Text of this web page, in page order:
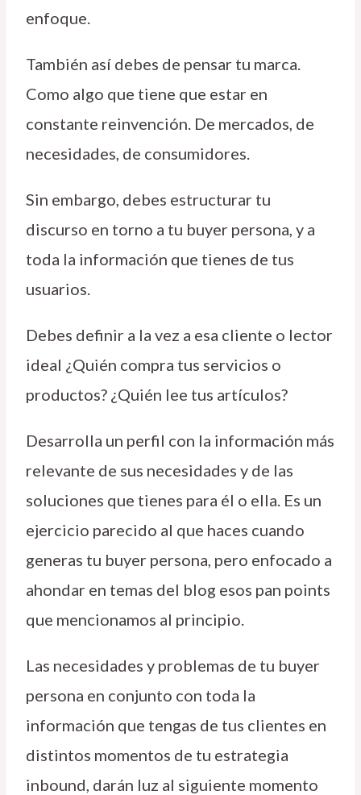
enfoque.
También así debes de pensar tu marca.
Como algo que tiene que estar en
constante reinvención. De mercados, de
necesidades, de consumidores.
Sin embargo, debes estructurar tu
discurso en torno a tu buyer persona, y a
toda la información que tienes de tus
usuarios.
Debes definir a la vez a esa cliente o lector
ideal ¿Quién compra tus servicios o
productos? ¿Quién lee tus artículos?
Desarrolla un perfil con la información más
relevante de sus necesidades y de las
soluciones que tienes para él o ella. Es un
ejercicio parecido al que haces cuando
generas tu buyer persona, pero enfocado a
ahondar en temas del blog esos pan points
que mencionamos al principio.
Las necesidades y problemas de tu buyer
persona en conjunto con toda la
información que tengas de tus clientes en
distintos momentos de tu estrategia
inbound, darán luz al siguiente momento